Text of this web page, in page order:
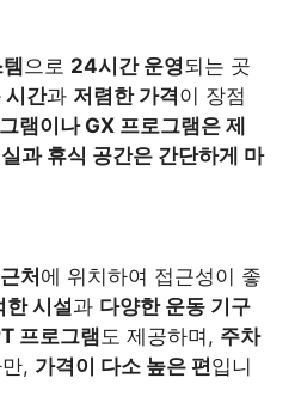
으로 24시간 운영되는 곳
시간과 저렴한 가격이 장점
램이나 GX 프로그램은 제
과 휴식 공간은 간단하게 마
처에 위치하여 접근성이 좋
한 시설과 다양한 운동 기구
프로그램도 제공하며, 주차
, 가격이 다소 높은 편입니